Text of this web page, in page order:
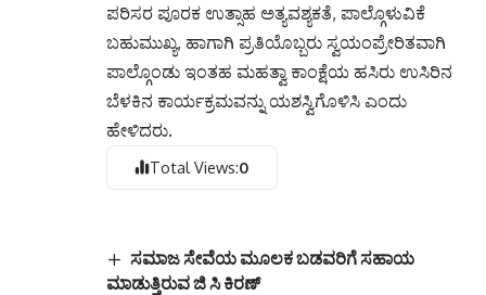
ಪರಿಸರ ಪೂರಕ ಉತ್ಸಾಹ ಅತ್ಯವಶ್ಯಕತೆ, ಪಾಲ್ಗೊಳುವಿಕೆ
ಬಹುಮುಖ್ಯ, ಹಾಗಾಗಿ ಪ್ರತಿಯೊಬ್ಬರು ಸ್ವಯಂಪ್ರೇರಿತವಾಗಿ
ಪಾಲ್ಗೊಂಡು ಇಂತಹ ಮಹತ್ವಾ ಕಾಂಕ್ಷೆಯ ಹಸಿರು ಉಸಿರಿನ
ಬೆಳಕಿನ ಕಾರ್ಯಕ್ರಮವನ್ನು ಯಶಸ್ವಿಗೊಳಿಸಿ ಎಂದು
ಹೇಳಿದರು.
Total Views:0
ಸಮಾಜ ಸೇವೆಯ ಮೂಲಕ ಬಡವರಿಗೆ ಸಹಾಯ
ಮಾಡುತ್ತಿರುವ ಜಿ ಸಿ ಕಿರಣ್